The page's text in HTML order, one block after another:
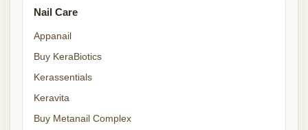
Nail Care
Appanail
Buy KeraBiotics
Kerassentials
Keravita
Buy Metanail Complex